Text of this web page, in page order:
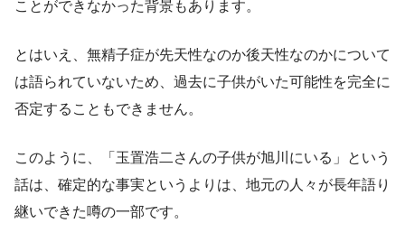
ことができなかった背景もあります。
とはいえ、無精子症が先天性なのか後天性なのかについて
は語られていないため、過去に子供がいた可能性を完全に
否定することもできません。
このように、「玉置浩二さんの子供が旭川にいる」という
話は、確定的な事実というよりは、地元の人々が長年語り
継いできた噂の一部です。